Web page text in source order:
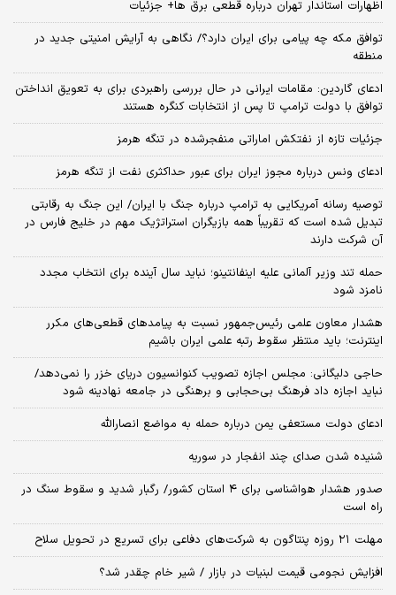
اظهارات استاندار تهران درباره قطعی برق ها+ جزئیات
توافق مکه چه پیامی برای ایران دارد؟/ نگاهی به آرایش امنیتی جدید در
منطقه
ادعای گاردین: مقامات ایرانی در حال بررسی راهبردی برای به تعویق انداختن
توافق با دولت ترامپ تا پس از انتخابات کنگره هستند
جزئیات تازه از نفتکش اماراتی منفجرشده در تنگه هرمز
ادعای ونس درباره مجوز ایران برای عبور حداکثری نفت از تنگه هرمز
توصیه رسانه آمریکایی به ترامپ درباره جنگ با ایران/ این جنگ به رقابتی
تبدیل شده است که تقریباً همه بازیگران استراتژیک مهم در خلیج فارس در
آن شرکت دارند
حمله تند وزیر آلمانی علیه اینفانتینو؛ نباید سال آینده برای انتخاب مجدد
نامزد شود
هشدار معاون علمی رئیس‌جمهور نسبت به پیامدهای قطعی‌های مکرر
اینترنت؛ باید منتظر سقوط رتبه علمی ایران باشیم
حاجی دلیگانی: مجلس اجازه تصویب کنوانسیون دریای خزر را نمی‌دهد/
نباید اجازه داد فرهنگ بی‌حجابی و برهنگی در جامعه نهادینه شود
ادعای دولت مستعفی یمن درباره حمله به مواضع انصارالله
شنیده شدن صدای چند انفجار در سوریه
صدور هشدار هواشناسی برای ۴ استان کشور/ رگبار شدید و سقوط سنگ در
راه است
مهلت ۲۱ روزه پنتاگون به شرکت‌های دفاعی برای تسریع در تحویل سلاح
افزایش نجومی قیمت لبنیات در بازار / شیر خام چقدر شد؟